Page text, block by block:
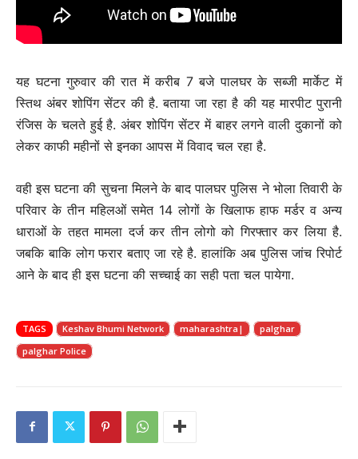
यह घटना गुरुवार की रात में करीब 7 बजे पालघर के सब्जी मार्केट में
स्तिथ अंबर शोपिंग सेंटर की है. बताया जा रहा है की यह मारपीट पुरानी
रंजिस के चलते हुई है. अंबर शोपिंग सेंटर में बाहर लगने वाली दुकानों को
लेकर काफी महीनों से इनका आपस में विवाद चल रहा है.
वही इस घटना की सुचना मिलने के बाद पालघर पुलिस ने भोला तिवारी के
परिवार के तीन महिलओं समेत 14 लोगों के खिलाफ हाफ मर्डर व अन्य
धाराओं के तहत मामला दर्ज कर तीन लोगो को गिरफ्तार कर लिया है.
जबकि बाकि लोग फरार बताए जा रहे है. हालांकि अब पुलिस जांच रिपोर्ट
आने के बाद ही इस घटना की सच्चाई का सही पता चल पायेगा.
TAGS Keshav Bhumi Network maharashtra|
palghar
palghar Police